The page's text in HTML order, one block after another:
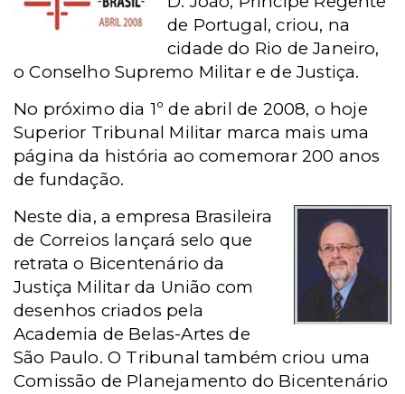
de Portugal, criou, na
cidade do Rio de Janeiro,
o Conselho Supremo Militar e de Justiça.
No próximo dia 1º de abril de 2008, o hoje
Superior Tribunal Militar marca mais uma
página da história ao comemorar 200 anos
de fundação.
Neste dia, a empresa Brasileira
de Correios lançará selo que
retrata o Bicentenário da
Justiça Militar da União com
desenhos criados pela
Academia de Belas-Artes de
São Paulo. O Tribunal também criou uma
Comissão de Planejamento do Bicentenário